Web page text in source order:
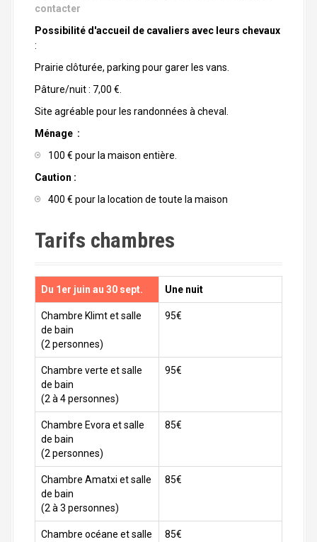
contacter
Possibilité d'accueil de cavaliers avec leurs chevaux
:
Prairie clôturée, parking pour garer les vans.
Pâture/nuit : 7,00 €.
Site agréable pour les randonnées à cheval.
Ménage :
100 € pour la maison entière.
Caution :
400 € pour la location de toute la maison
Tarifs chambres
Du 1er juin au 30 sept. Une nuit
Chambre Klimt et salle
de bain
(2 personnes)
95€
Chambre verte et salle
de bain
(2 à 4 personnes)
95€
Chambre Evora et salle
de bain
(2 personnes)
85€
Chambre Amatxi et salle
de bain
(2 à 3 personnes)
85€
Chambre océane et salle
85€